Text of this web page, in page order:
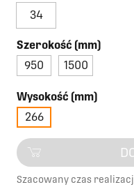
34
Szerokość (mm)
950
1500
Wysokość (mm)
266
Szacowany czas